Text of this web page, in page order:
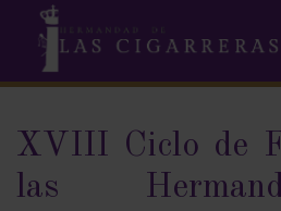
XVIII Ciclo de
las